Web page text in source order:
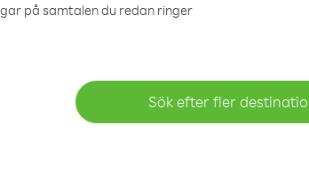
på samtalen du redan ringer
Sök efter fler